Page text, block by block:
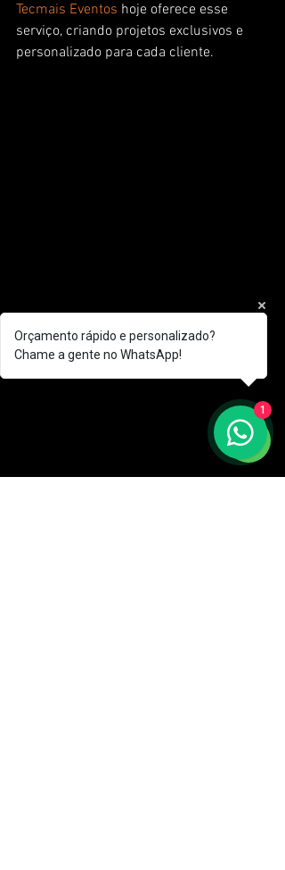
Tecmais Eventos hoje oferece esse
serviço, criando projetos exclusivos e
personalizado para cada cliente.
Orçamento rápido e personalizado?
Chame a gente no WhatsApp!
1